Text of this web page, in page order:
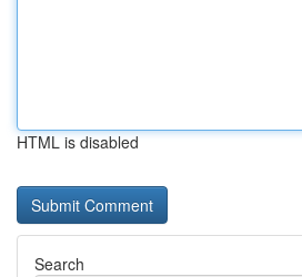
HTML is disabled
Search